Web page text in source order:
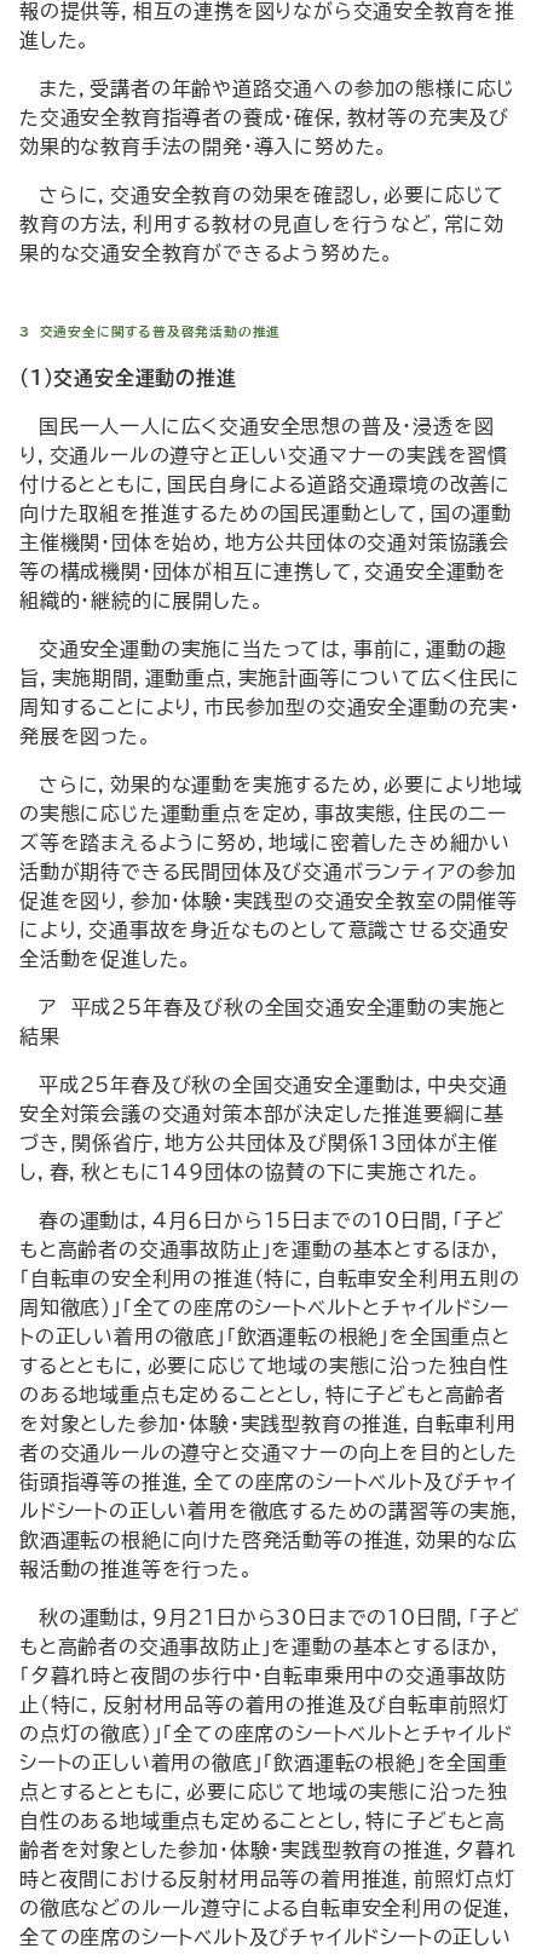
報の提供等，相互の連携を図りながら交通安全教育を推
進した。
また，受講者の年齢や道路交通への参加の態様に応じ
た交通安全教育指導者の養成・確保，教材等の充実及び
効果的な教育手法の開発・導入に努めた。
さらに，交通安全教育の効果を確認し，必要に応じて
教育の方法，利用する教材の見直しを行うなど，常に効
果的な交通安全教育ができるよう努めた。
3 交通安全に関する普及啓発活動の推進
（1）交通安全運動の推進
国民一人一人に広く交通安全思想の普及・浸透を図
り，交通ルールの遵守と正しい交通マナーの実践を習慣
付けるとともに，国民自身による道路交通環境の改善に
向けた取組を推進するための国民運動として，国の運動
主催機関・団体を始め，地方公共団体の交通対策協議会
等の構成機関・団体が相互に連携して，交通安全運動を
組織的・継続的に展開した。
交通安全運動の実施に当たっては，事前に，運動の趣
旨，実施期間，運動重点，実施計画等について広く住民に
周知することにより，市民参加型の交通安全運動の充実・
発展を図った。
さらに，効果的な運動を実施するため，必要により地域
の実態に応じた運動重点を定め，事故実態，住民のニー
ズ等を踏まえるように努め，地域に密着したきめ細かい
活動が期待できる民間団体及び交通ボランティアの参加
促進を図り，参加・体験・実践型の交通安全教室の開催等
により，交通事故を身近なものとして意識させる交通安
全活動を促進した。
ア 平成25年春及び秋の全国交通安全運動の実施と
結果
平成25年春及び秋の全国交通安全運動は，中央交通
安全対策会議の交通対策本部が決定した推進要綱に基
づき，関係省庁，地方公共団体及び関係13団体が主催
し，春，秋ともに149団体の協賛の下に実施された。
春の運動は，４月６日から15日までの10日間，「子ど
もと高齢者の交通事故防止」を運動の基本とするほか，
「自転車の安全利用の推進（特に，自転車安全利用五則の
周知徹底）」「全ての座席のシートベルトとチャイルドシー
トの正しい着用の徹底」「飲酒運転の根絶」を全国重点と
するとともに，必要に応じて地域の実態に沿った独自性
のある地域重点も定めることとし，特に子どもと高齢者
を対象とした参加・体験・実践型教育の推進，自転車利用
者の交通ルールの遵守と交通マナーの向上を目的とした
街頭指導等の推進，全ての座席のシートベルト及びチャイ
ルドシートの正しい着用を徹底するための講習等の実施，
飲酒運転の根絶に向けた啓発活動等の推進，効果的な広
報活動の推進等を行った。
秋の運動は，９月21日から30日までの10日間，「子ど
もと高齢者の交通事故防止」を運動の基本とするほか，
「夕暮れ時と夜間の歩行中・自転車乗用中の交通事故防
止（特に，反射材用品等の着用の推進及び自転車前照灯
の点灯の徹底）」「全ての座席のシートベルトとチャイルド
シートの正しい着用の徹底」「飲酒運転の根絶」を全国重
点とするとともに，必要に応じて地域の実態に沿った独
自性のある地域重点も定めることとし，特に子どもと高
齢者を対象とした参加・体験・実践型教育の推進，夕暮れ
時と夜間における反射材用品等の着用推進，前照灯点灯
の徹底などのルール遵守による自転車安全利用の促進，
全ての座席のシートベルト及びチャイルドシートの正しい